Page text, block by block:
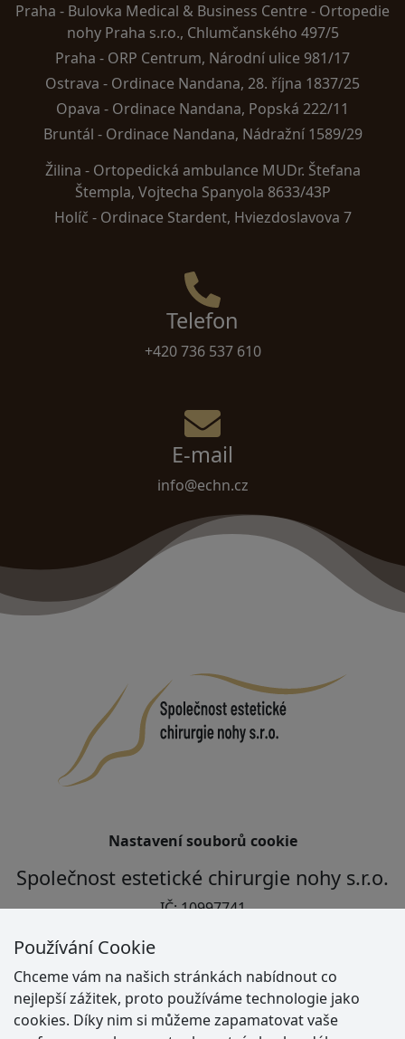
Praha - Bulovka Medical & Business Centre - Ortopedie
nohy Praha s.r.o., Chlumčanského 497/5
Praha - ORP Centrum, Národní ulice 981/17
Ostrava - Ordinace Nandana, 28. října 1837/25
Opava - Ordinace Nandana, Popská 222/11
Bruntál - Ordinace Nandana, Nádražní 1589/29
Žilina - Ortopedická ambulance MUDr. Štefana
Štempla, Vojtecha Spanyola 8633/43P
Holíč - Ordinace Stardent, Hviezdoslavova 7
Telefon
+420 736 537 610
E-mail
info@echn.cz
Nastavení souborů cookie
Společnost estetické chirurgie nohy s.r.o.
IČ: 10997741
bankovní spojení: 123-5179720237/0100
IBAN: CZ48 0100 0001 2351 7972 0237
Používání Cookie
Chceme vám na našich stránkách nabídnout co
nejlepší zážitek, proto používáme technologie jako
cookies. Díky nim si můžeme zapamatovat vaše